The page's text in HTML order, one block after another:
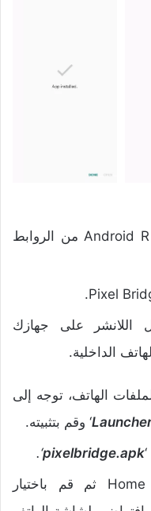
قم بتحميل Android R Launcher APK من الروابط
اللانشر على جهازك
الداخلية.
الهاتف، توجه إلى
‘ وقم بتثبيته.
pixelbridge.apk
‘.
الآن قم بالضغط على زر Home ثم قم باختيار